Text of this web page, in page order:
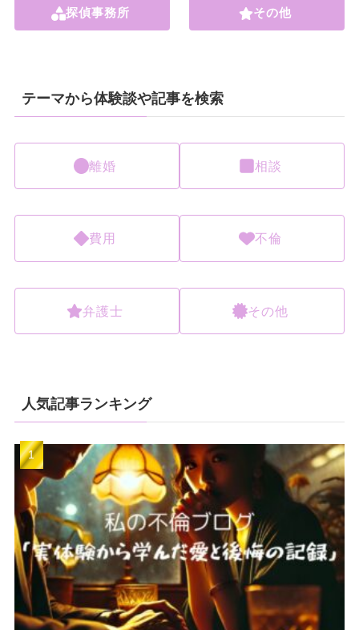
探偵事務所 その他
テーマから体験談や記事を検索
離婚 相談
費用 不倫
弁護士 その他
人気記事ランキング